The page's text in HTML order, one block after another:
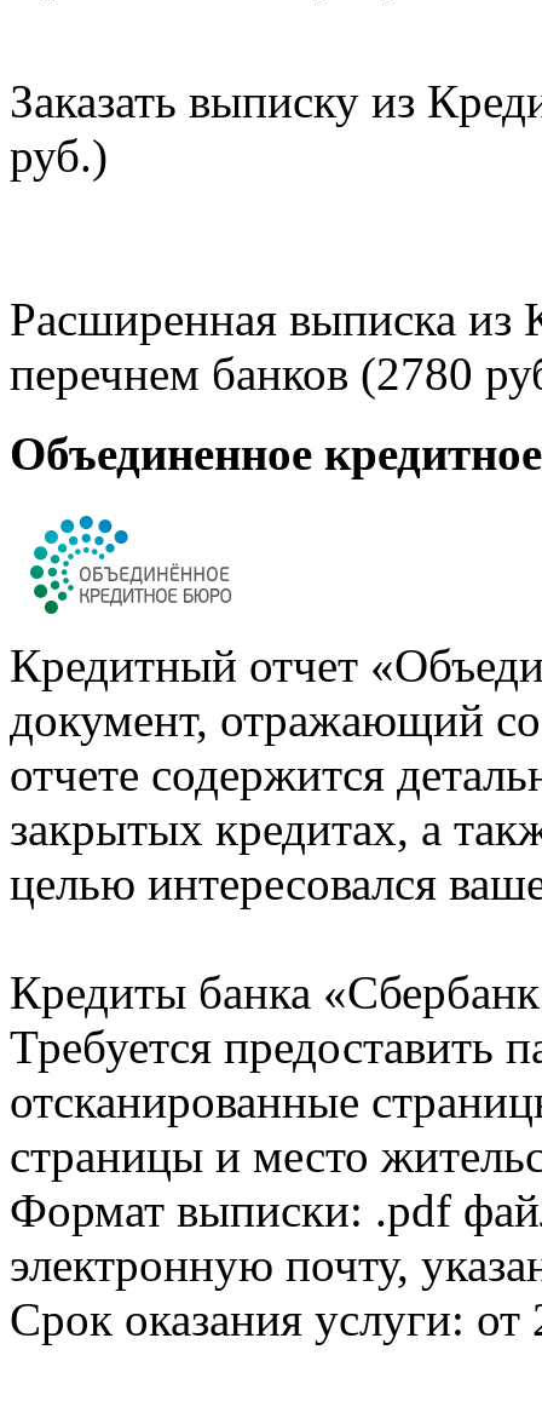
Заказать выписку из
руб.)
Расширенная выписка из
перечнем банков (2780
Объединенное
Кредитный отчет
документ, отражающий
отчете содержится
закрытых кредитах, а
целью интересовался
Кредиты банка
Требуется предоставить
отсканированные
страницы и место
Формат выписки: .pdf
электронную почту,
Срок оказания услуги: от